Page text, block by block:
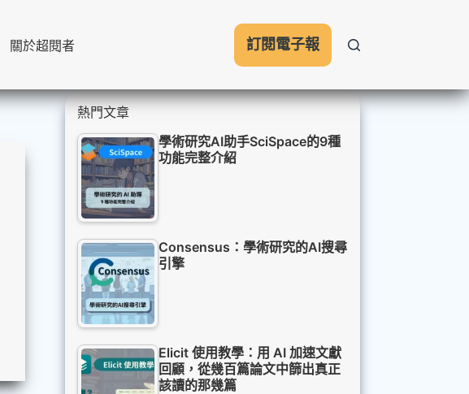
關於超閱者 訂閱電子報
熱門文章
學術研究AI助手SciSpace的9種
功能完整介紹
Consensus：學術研究的AI搜尋
引擎
Elicit 使用教學：用 AI 加速文獻
回顧，從幾百篇論文中篩出真正
該讀的那幾篇